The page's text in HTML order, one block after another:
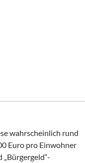
wahrscheinlich rund
Euro pro Einwohner